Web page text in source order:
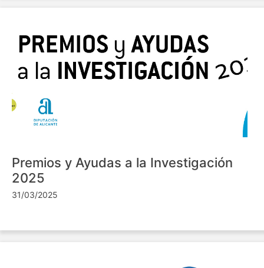
Premios y Ayudas a la Investigación
2025
31/03/2025